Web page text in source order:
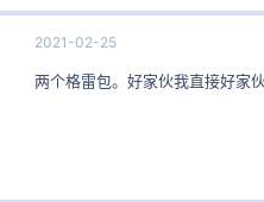
2021-02-25
两个格雷包。好家伙我直接好家